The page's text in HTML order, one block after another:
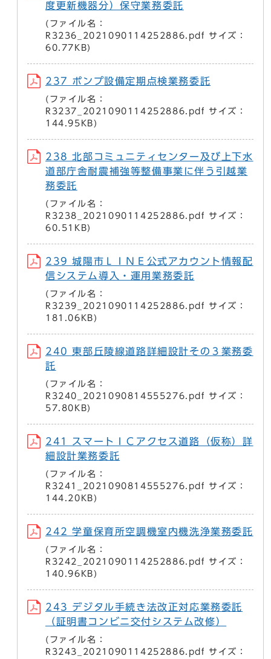
度更新機器分）保守業務委託
(ファイル名：
R3236_2021090114252886.pdf サイズ：
60.77KB)
237 ポンプ設備定期点検業務委託
(ファイル名：
R3237_2021090114252886.pdf サイズ：
144.95KB)
238 北部コミュニティセンター及び上下水
道部庁舎耐震補強等整備事業に伴う引越業
務委託
(ファイル名：
R3238_2021090114252886.pdf サイズ：
60.51KB)
239 城陽市ＬＩＮＥ公式アカウント情報配
信システム導入・運用業務委託
(ファイル名：
R3239_2021090114252886.pdf サイズ：
181.06KB)
240 東部丘陵線道路詳細設計その３業務委
託
(ファイル名：
R3240_2021090814555276.pdf サイズ：
57.80KB)
241 スマートＩＣアクセス道路（仮称）詳
細設計業務委託
(ファイル名：
R3241_2021090814555276.pdf サイズ：
144.20KB)
242 学童保育所空調機室内機洗浄業務委託
(ファイル名：
R3242_2021090114252886.pdf サイズ：
140.96KB)
243 デジタル手続き法改正対応業務委託
（証明書コンビニ交付システム改修）
(ファイル名：
R3243_2021090114252886.pdf サイズ：